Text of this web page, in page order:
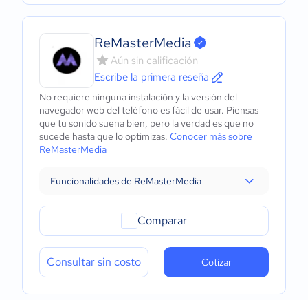
ReMasterMedia
Aún sin calificación
Escribe la primera reseña
No requiere ninguna instalación y la versión del
navegador web del teléfono es fácil de usar. Piensas
que tu sonido suena bien, pero la verdad es que no
sucede hasta que lo optimizas. Conocer más sobre
ReMasterMedia
Funcionalidades de ReMasterMedia
Comparar
Consultar sin costo Cotizar